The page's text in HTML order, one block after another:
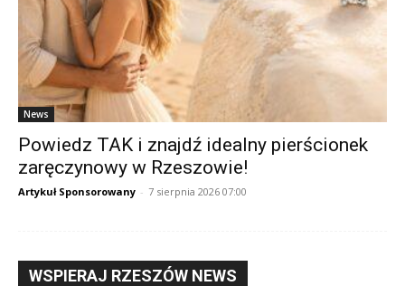
News
Powiedz TAK i znajdź idealny pierścionek
zaręczynowy w Rzeszowie!
Artykuł Sponsorowany - 7 sierpnia 2026 07:00
WSPIERAJ RZESZÓW NEWS